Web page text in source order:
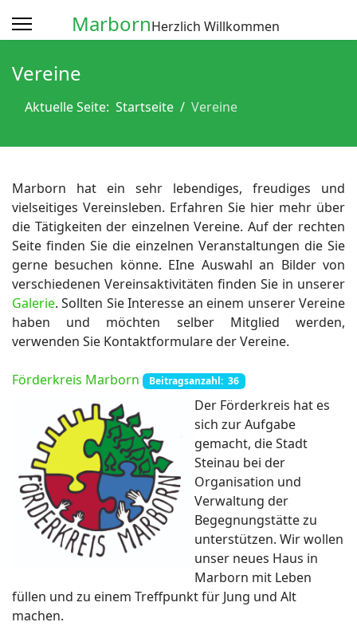
MarbornHerzlich Willkommen
Vereine
Aktuelle Seite: Startseite Vereine
Marborn hat ein sehr lebendiges, freudiges und
vielseitiges Vereinsleben. Erfahren Sie hier mehr über
die Tätigkeiten der einzelnen Vereine. Auf der rechten
Seite finden Sie die einzelnen Veranstaltungen die Sie
gerne besuchen könne. EIne Auswahl an Bilder von
verschiedenen Vereinsaktivitäten finden Sie in unserer
Galerie. Sollten Sie Interesse an einem unserer Vereine
haben und möchten selber Mitglied werden,
verwenden Sie Kontaktformulare der Vereine.
Förderkreis Marborn Beitragsanzahl: 36
Der Förderkreis hat es
sich zur Aufgabe
gemacht, die Stadt
Steinau bei der
Organisation und
Verwaltung der
Begegnungstätte zu
unterstützen. Wir wollen
unser neues Haus in
Marborn mit Leben
füllen und zu einem Treffpunkt für Jung und Alt
machen.
anzeigen